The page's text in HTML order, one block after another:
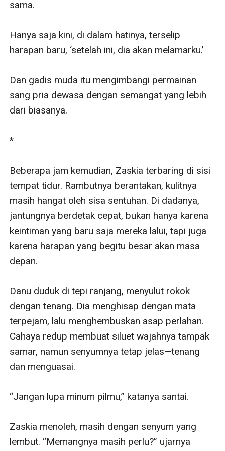
sama.
Hanya saja kini, di dalam hatinya, terselip
harapan baru, ‘setelah ini, dia akan melamarku.’
Dan gadis muda itu mengimbangi permainan
sang pria dewasa dengan semangat yang lebih
dari biasanya.
*
Beberapa jam kemudian, Zaskia terbaring di sisi
tempat tidur. Rambutnya berantakan, kulitnya
masih hangat oleh sisa sentuhan. Di dadanya,
jantungnya berdetak cepat, bukan hanya karena
keintiman yang baru saja mereka lalui, tapi juga
karena harapan yang begitu besar akan masa
depan.
Danu duduk di tepi ranjang, menyulut rokok
dengan tenang. Dia menghisap dengan mata
terpejam, lalu menghembuskan asap perlahan.
Cahaya redup membuat siluet wajahnya tampak
samar, namun senyumnya tetap jelas—tenang
dan menguasai.
“Jangan lupa minum pilmu,” katanya santai.
Zaskia menoleh, masih dengan senyum yang
lembut. “Memangnya masih perlu?” ujarnya